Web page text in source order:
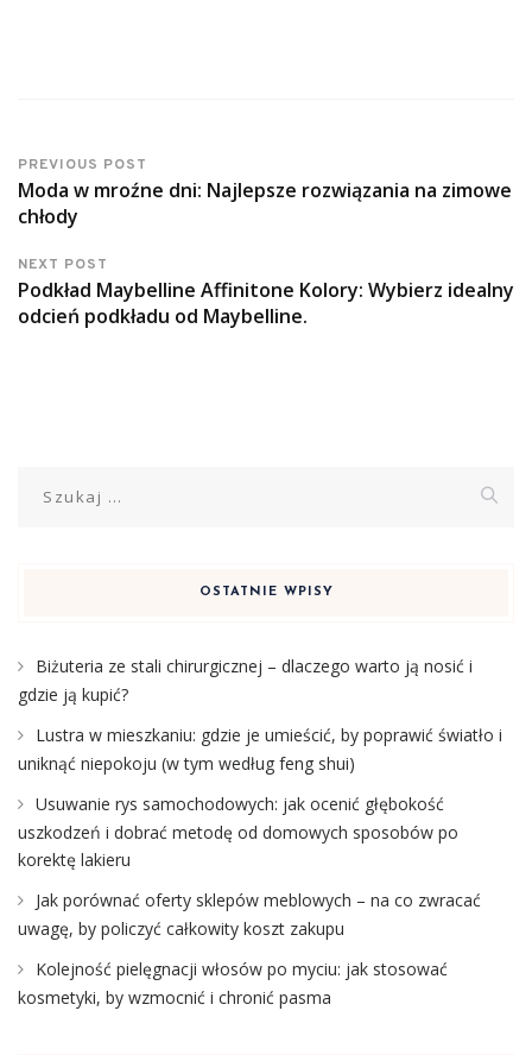
PREVIOUS POST
Moda w mroźne dni: Najlepsze rozwiązania na zimowe
chłody
NEXT POST
Podkład Maybelline Affinitone Kolory: Wybierz idealny
odcień podkładu od Maybelline.
OSTATNIE WPISY
Biżuteria ze stali chirurgicznej – dlaczego warto ją nosić i
gdzie ją kupić?
Lustra w mieszkaniu: gdzie je umieścić, by poprawić światło i
uniknąć niepokoju (w tym według feng shui)
Usuwanie rys samochodowych: jak ocenić głębokość
uszkodzeń i dobrać metodę od domowych sposobów po
korektę lakieru
Jak porównać oferty sklepów meblowych – na co zwracać
uwagę, by policzyć całkowity koszt zakupu
Kolejność pielęgnacji włosów po myciu: jak stosować
kosmetyki, by wzmocnić i chronić pasma